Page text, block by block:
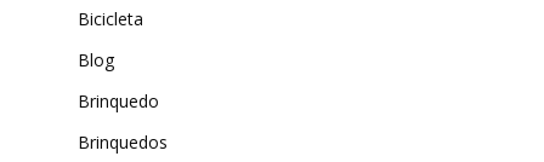
Bicicleta
Blog
Brinquedo
Brinquedos